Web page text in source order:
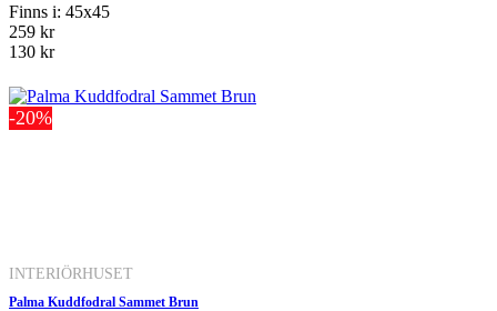
Finns i: 45x45
259 kr
130 kr
-20%
INTERIÖRHUSET
Palma Kuddfodral Sammet Brun